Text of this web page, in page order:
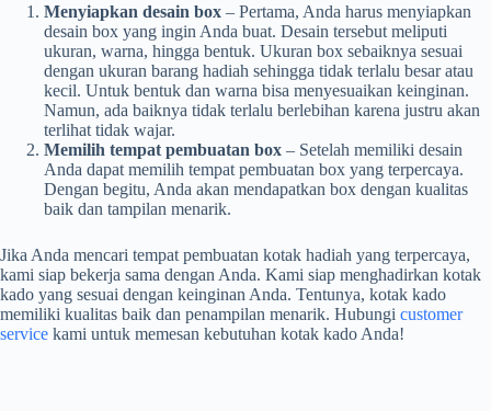
Menyiapkan desain box – Pertama, Anda harus menyiapkan
desain box yang ingin Anda buat. Desain tersebut meliputi
ukuran, warna, hingga bentuk. Ukuran box sebaiknya sesuai
dengan ukuran barang hadiah sehingga tidak terlalu besar atau
kecil. Untuk bentuk dan warna bisa menyesuaikan keinginan.
Namun, ada baiknya tidak terlalu berlebihan karena justru akan
terlihat tidak wajar.
Memilih tempat pembuatan box – Setelah memiliki desain
Anda dapat memilih tempat pembuatan box yang terpercaya.
Dengan begitu, Anda akan mendapatkan box dengan kualitas
baik dan tampilan menarik.
Jika Anda mencari tempat pembuatan kotak hadiah yang terpercaya,
kami siap bekerja sama dengan Anda. Kami siap menghadirkan kotak
kado yang sesuai dengan keinginan Anda. Tentunya, kotak kado
memiliki kualitas baik dan penampilan menarik. Hubungi customer
service kami untuk memesan kebutuhan kotak kado Anda!